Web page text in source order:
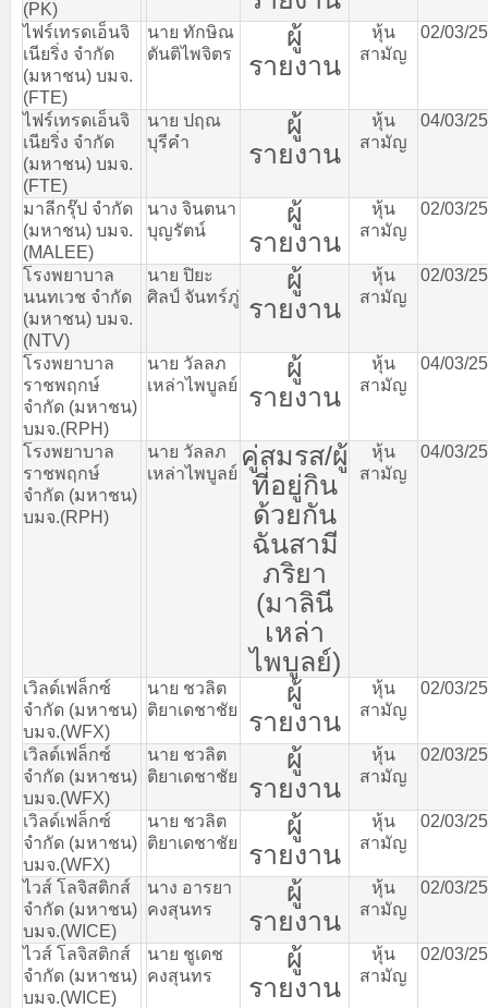
(PK)
ไฟร์เทรดเอ็นจิ
เนียริ่ง จำกัด
(มหาชน) บมจ.
(FTE)
นาย ทักษิณ
ตันติไพจิตร
ผู้
รายงาน
หุ้น
สามัญ
02/03/
ไฟร์เทรดเอ็นจิ
เนียริ่ง จำกัด
(มหาชน) บมจ.
(FTE)
นาย ปฤณ
บุรีคำ
ผู้
รายงาน
หุ้น
สามัญ
04/03/
มาลีกรุ๊ป จำกัด
(มหาชน) บมจ.
(MALEE)
นาง จินตนา
บุญรัตน์
ผู้
รายงาน
หุ้น
สามัญ
02/03/
โรงพยาบาล
นนทเวช จำกัด
(มหาชน) บมจ.
(NTV)
นาย ปิยะ
ศิลป์ จันทร์ภู่
ผู้
รายงาน
หุ้น
สามัญ
02/03/
โรงพยาบาล
ราชพฤกษ์
จำกัด (มหาชน)
บมจ.(RPH)
นาย วัลลภ
เหล่าไพบูลย์
ผู้
รายงาน
หุ้น
สามัญ
04/03/
โรงพยาบาล
ราชพฤกษ์
จำกัด (มหาชน)
บมจ.(RPH)
นาย วัลลภ
เหล่าไพบูลย์
คู่สมรส/ผู้
ที่อยู่กิน
ด้วยกัน
ฉันสามี
ภริยา
(มาลินี
เหล่า
ไพบูลย์)
หุ้น
สามัญ
04/03/
เวิลด์เฟล็กซ์
จำกัด (มหาชน)
บมจ.(WFX)
นาย ชวลิต
ติยาเดชาชัย
ผู้
รายงาน
หุ้น
สามัญ
02/03/
เวิลด์เฟล็กซ์
จำกัด (มหาชน)
บมจ.(WFX)
นาย ชวลิต
ติยาเดชาชัย
ผู้
รายงาน
หุ้น
สามัญ
02/03/
เวิลด์เฟล็กซ์
จำกัด (มหาชน)
บมจ.(WFX)
นาย ชวลิต
ติยาเดชาชัย
ผู้
รายงาน
หุ้น
สามัญ
02/03/
ไวส์ โลจิสติกส์
จำกัด (มหาชน)
บมจ.(WICE)
นาง อารยา
คงสุนทร
ผู้
รายงาน
หุ้น
สามัญ
02/03/
ไวส์ โลจิสติกส์
จำกัด (มหาชน)
บมจ.(WICE)
นาย ชูเดช
คงสุนทร
ผู้
รายงาน
หุ้น
สามัญ
02/03/